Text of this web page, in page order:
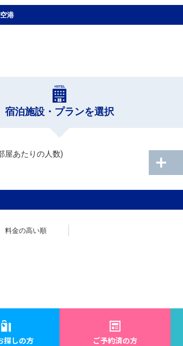
港
宿泊施設・プランを選択
屋あたりの人数)
料金の高い順
探しの方 ご予約済の方